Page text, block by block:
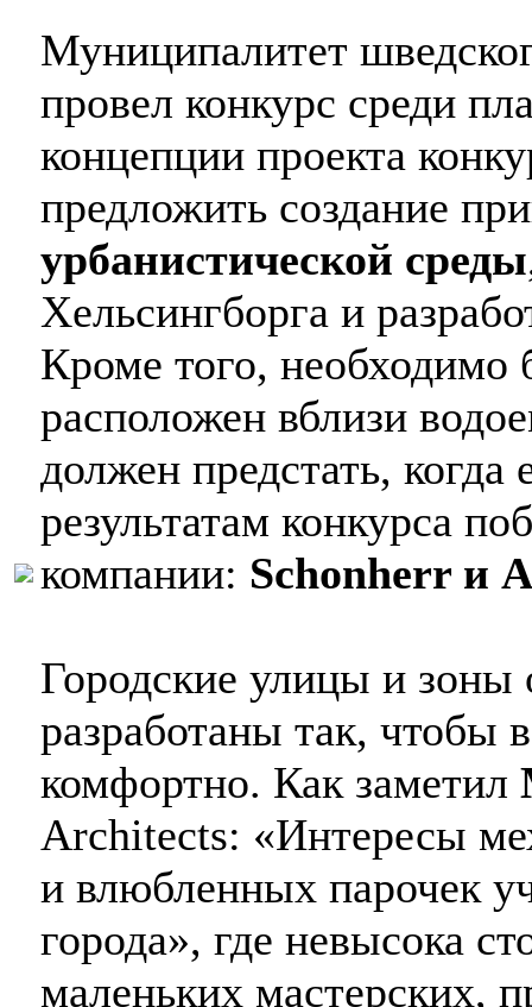
Муниципалитет
провел конкурс среди
концепции проекта
предложить создание
урбанистической среды
Хельсингборга и
Кроме того, необходимо
расположен вблизи
должен предстать, когда
результатам конкурса
компании: Schonherr и
Городские улицы и зоны
разработаны так, чтобы
комфортно. Как заметил
Architects: «Интересы
и влюбленных парочек
города», где невысока
маленьких мастерских,